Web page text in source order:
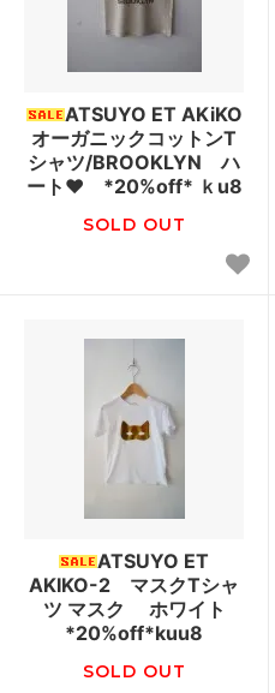
ATSUYO ET AKiKO
オーガニックコットンT
シャツ/BROOKLYN ハ
ート♥ *20%off* ｋu8
SOLD OUT
ATSUYO ET
AKIKO-2 マスクTシャ
ツ マスク ホワイト
*20%off*kuu8
SOLD OUT